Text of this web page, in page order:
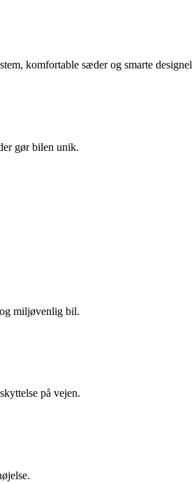
komfortable sæder og smarte
gør bilen unik.
miljøvenlig bil.
på vejen.